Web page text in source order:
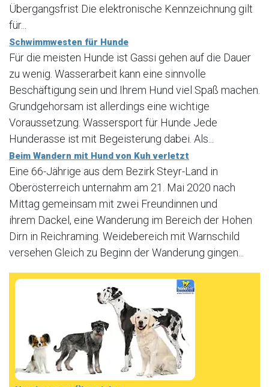
Übergangsfrist Die elektronische Kennzeichnung gilt
für...
Schwimmwesten für Hunde
Für die meisten Hunde ist Gassi gehen auf die Dauer
zu wenig. Wasserarbeit kann eine sinnvolle
Beschäftigung sein und Ihrem Hund viel Spaß machen.
Grundgehorsam ist allerdings eine wichtige
Voraussetzung. Wassersport für Hunde Jede
Hunderasse ist mit Begeisterung dabei. Als...
Beim Wandern mit Hund von Kuh verletzt
Eine 66-Jährige aus dem Bezirk Steyr-Land in
Oberösterreich unternahm am 21. Mai 2020 nach
Mittag gemeinsam mit zwei Freundinnen und
ihrem Dackel, eine Wanderung im Bereich der Hohen
Dirn in Reichraming. Weidebereich mit Warnschild
versehen Gleich zu Beginn der Wanderung gingen...